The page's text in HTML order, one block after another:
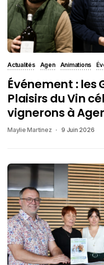
Actualités Agen Animations
Événement : les
Plaisirs du Vin
vignerons à
Maylie Martinez 9 Juin 2026